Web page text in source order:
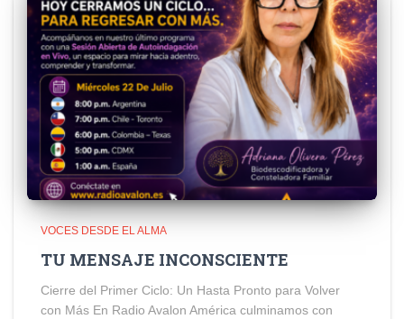
VOCES DESDE EL ALMA
TU MENSAJE INCONSCIENTE
Cierre del Primer Ciclo: Un Hasta Pronto para Volver
con Más En Radio Avalon América culminamos con